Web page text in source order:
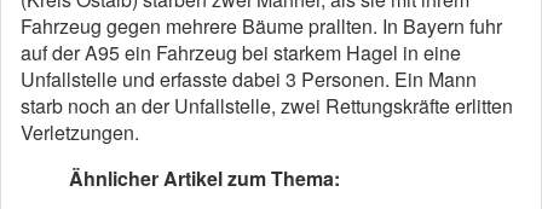
Fahrzeug gegen mehrere Bäume prallten. In Bayern fuhr
auf der A95 ein Fahrzeug bei starkem Hagel in eine
Unfallstelle und erfasste dabei 3 Personen. Ein Mann
starb noch an der Unfallstelle, zwei Rettungskräfte erlitten
Verletzungen.
Ähnlicher Artikel zum Thema: